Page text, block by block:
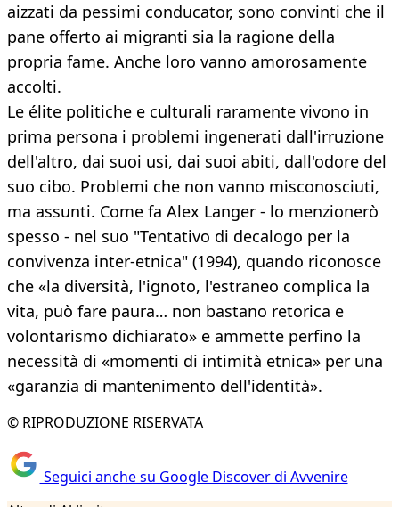
aizzati da pessimi conducator, sono convinti che il
pane offerto ai migranti sia la ragione della
propria fame. Anche loro vanno amorosamente
accolti.
Le élite politiche e culturali raramente vivono in
prima persona i problemi ingenerati dall'irruzione
dell'altro, dai suoi usi, dai suoi abiti, dall'odore del
suo cibo. Problemi che non vanno misconosciuti,
ma assunti. Come fa Alex Langer - lo menzionerò
spesso - nel suo "Tentativo di decalogo per la
convivenza inter-etnica" (1994), quando riconosce
che «la diversità, l'ignoto, l'estraneo complica la
vita, può fare paura… non bastano retorica e
volontarismo dichiarato» e ammette perfino la
necessità di «momenti di intimità etnica» per una
«garanzia di mantenimento dell'identità».
© RIPRODUZIONE RISERVATA
Seguici anche su Google Discover di Avvenire